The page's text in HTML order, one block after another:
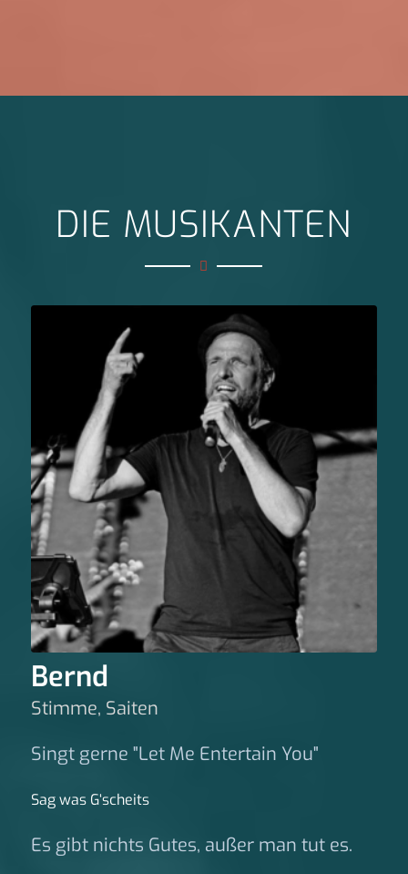
DIE MUSIKANTEN
Bernd
Stimme, Saiten
Singt gerne "Let Me Entertain You"
Sag was G‘scheits
Es gibt nichts Gutes, außer man tut es.